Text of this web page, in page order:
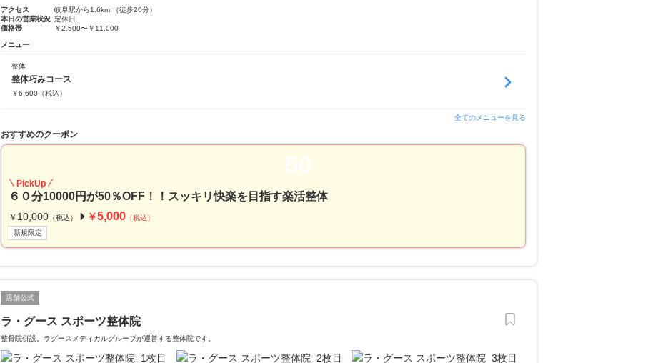
アクセス
岐阜駅から1.6km （徒歩20分）
本日の営業状況 定休日
価格帯
￥2,500〜￥11,000
メニュー
整体
整体巧みコース
￥6,600 （税込）
全てのメニューを見る
おすすめのクーポン
50
PickUp
６０分10000円が50％OFF！！スッキリ快楽を目指す楽活整体
￥ 10,000 （税込） ￥5,000 （税込）
新規限定
店舗公式
ラ・グース スポーツ整体院
整骨院併設。ラグースメディカルグループが運営する整体院です。